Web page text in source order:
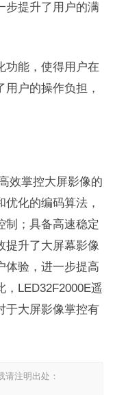
步提升了用户的满
功能，使得用户在
户的操作负担，
效掌控大屏影像的
化的编码算法，
制；具备高速稳定
提升了大屏幕影像
体验，进一步提高
LED32F2000E遥
于大屏影像掌控有
注明出处：